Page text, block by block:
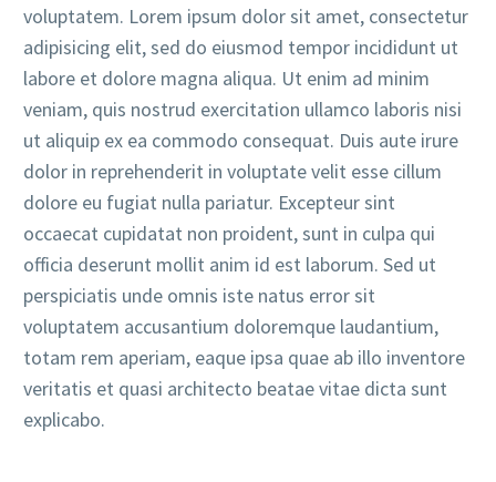
voluptatem. Lorem ipsum dolor sit amet, consectetur
adipisicing elit, sed do eiusmod tempor incididunt ut
labore et dolore magna aliqua. Ut enim ad minim
veniam, quis nostrud exercitation ullamco laboris nisi
ut aliquip ex ea commodo consequat. Duis aute irure
dolor in reprehenderit in voluptate velit esse cillum
dolore eu fugiat nulla pariatur. Excepteur sint
occaecat cupidatat non proident, sunt in culpa qui
officia deserunt mollit anim id est laborum. Sed ut
perspiciatis unde omnis iste natus error sit
voluptatem accusantium doloremque laudantium,
totam rem aperiam, eaque ipsa quae ab illo inventore
veritatis et quasi architecto beatae vitae dicta sunt
explicabo.